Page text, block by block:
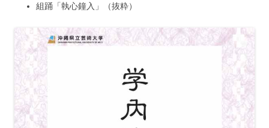
組踊「執心鐘入」（抜粋）